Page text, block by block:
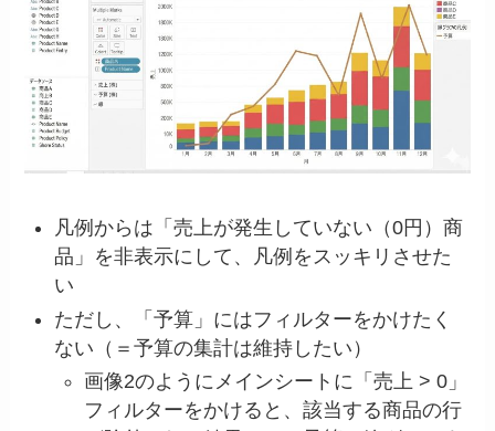
凡例からは「売上が発生していない（0円）商
品」を非表示にして、凡例をスッキリさせた
い
ただし、「予算」にはフィルターをかけたく
ない（＝予算の集計は維持したい）
画像2のようにメインシートに「売上 > 0」
フィルターをかけると、該当する商品の行